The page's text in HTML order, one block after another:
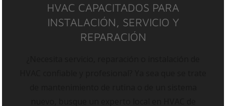
HVAC CAPACITADOS PARA
INSTALACIÓN, SERVICIO Y
REPARACIÓN